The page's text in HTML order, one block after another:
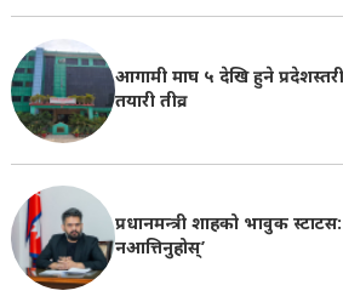
आगामी माघ ५ देखि हुने
तयारी तीव्र
प्रधानमन्त्री शाहको भावुक
नआत्तिनुहोस्’